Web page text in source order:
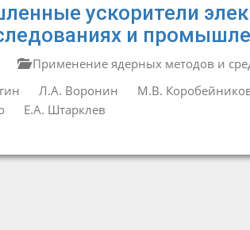
ускорители
и
Применение ядерных методов и
Л.А. Воронин М.В.
Е.А. Штарклев